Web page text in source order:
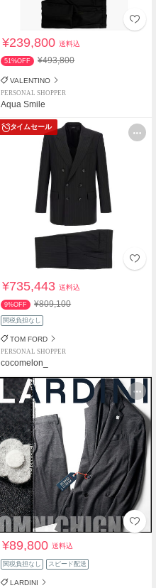
¥239,800送料込
51%OFF ¥493,800
VALENTINO
PERSONAL SHOPPER
Aqua Smile
タイムセール
¥735,443送料込
9%OFF ¥809,100
関税負担なし
TOM FORD
PERSONAL SHOPPER
cocomelon_
¥89,800送料込
関税負担なし スピード配送
LARDINI